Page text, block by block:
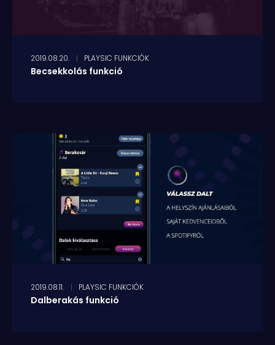
2019.08.20. PLAYSIC FUNKCIÓK
Becsekkolás funkció
2019.08.11. PLAYSIC FUNKCIÓK
Dalberakás funkció